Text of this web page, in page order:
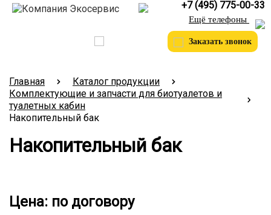
+7 (495) 775-00-33
Ещё телефоны
Заказать звонок
Главная
Каталог продукции
Комплектующие и запчасти для биотуалетов и
туалетных кабин
Накопительный бак
Накопительный бак
Цена: по договору